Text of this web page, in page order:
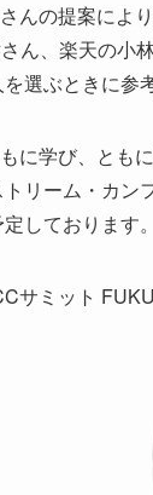
んの提案によ
ん、楽天の小
選ぶときに
に学び、とも
リーム・カン
しております
サミット